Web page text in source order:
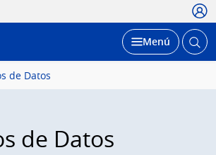
Desplegar
Menú Abrir
de Datos
de Datos